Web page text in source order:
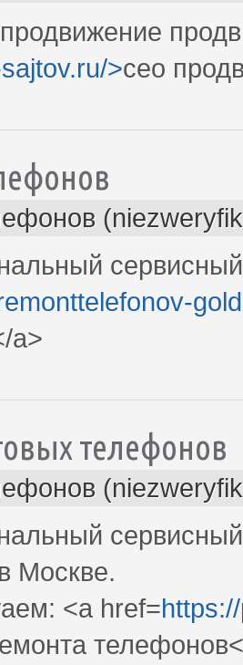
>сео
a>
телефонов
Москве.
<a href=